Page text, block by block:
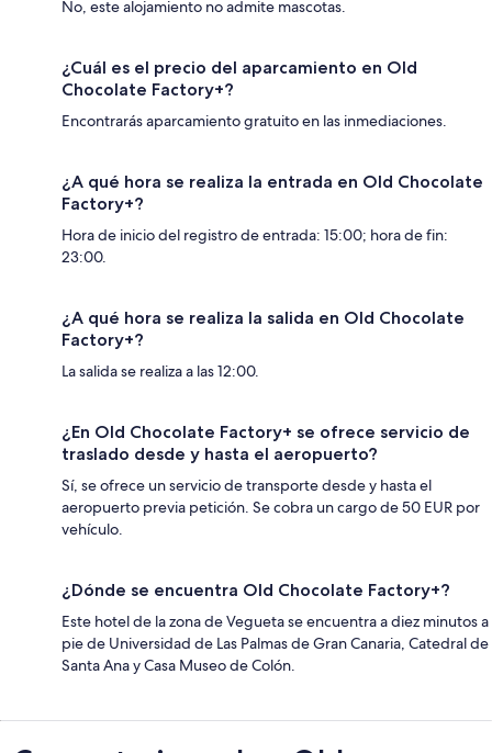
No, este alojamiento no admite mascotas.
¿Cuál es el precio del aparcamiento en Old
Chocolate Factory+?
Encontrarás aparcamiento gratuito en las inmediaciones.
¿A qué hora se realiza la entrada en Old Chocolate
Factory+?
Hora de inicio del registro de entrada: 15:00; hora de fin:
23:00.
¿A qué hora se realiza la salida en Old Chocolate
Factory+?
La salida se realiza a las 12:00.
¿En Old Chocolate Factory+ se ofrece servicio de
traslado desde y hasta el aeropuerto?
Sí, se ofrece un servicio de transporte desde y hasta el
aeropuerto previa petición. Se cobra un cargo de 50 EUR por
vehículo.
¿Dónde se encuentra Old Chocolate Factory+?
Este hotel de la zona de Vegueta se encuentra a diez minutos a
pie de Universidad de Las Palmas de Gran Canaria, Catedral de
Santa Ana y Casa Museo de Colón.